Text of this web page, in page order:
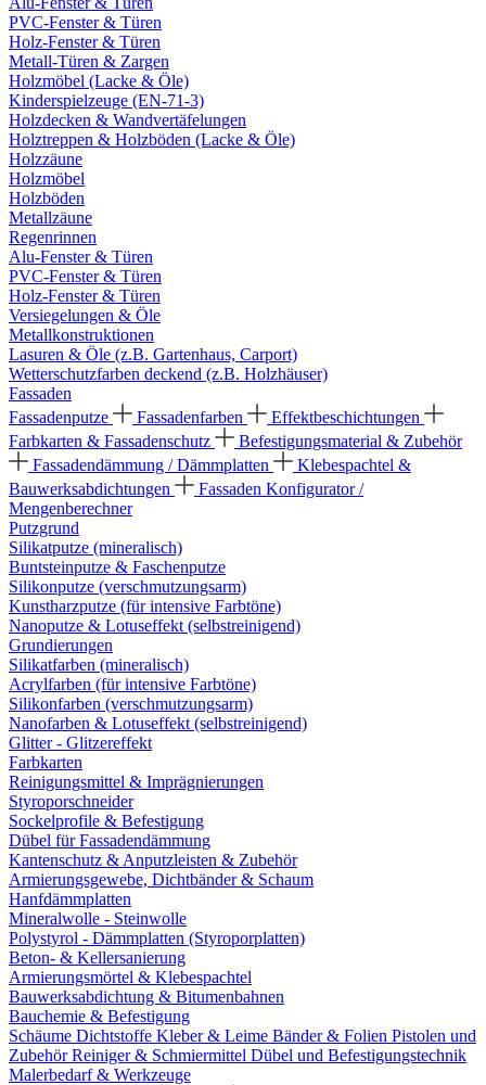
PVC-Fenster & Türen
Holz-Fenster & Türen
Metall-Türen & Zargen
Holzmöbel (Lacke & Öle)
Kinderspielzeuge (EN-71-3)
Holzdecken & Wandvertäfelungen
Holztreppen & Holzböden (Lacke & Öle)
Holzzäune
Holzmöbel
Holzböden
Metallzäune
Regenrinnen
Alu-Fenster & Türen
PVC-Fenster & Türen
Holz-Fenster & Türen
Versiegelungen & Öle
Metallkonstruktionen
Lasuren & Öle (z.B. Gartenhaus, Carport)
Wetterschutzfarben deckend (z.B. Holzhäuser)
Fassaden
Fassadenputze
Fassadenfarben
Effektbeschichtungen
Farbkarten & Fassadenschutz
Befestigungsmaterial & Zubehör
Fassadendämmung / Dämmplatten
Klebespachtel &
Bauwerksabdichtungen
Fassaden Konfigurator /
Mengenberechner
Putzgrund
Silikatputze (mineralisch)
Buntsteinputze & Faschenputze
Silikonputze (verschmutzungsarm)
Kunstharzputze (für intensive Farbtöne)
Nanoputze & Lotuseffekt (selbstreinigend)
Grundierungen
Silikatfarben (mineralisch)
Acrylfarben (für intensive Farbtöne)
Silikonfarben (verschmutzungsarm)
Nanofarben & Lotuseffekt (selbstreinigend)
Glitter - Glitzereffekt
Farbkarten
Reinigungsmittel & Imprägnierungen
Styroporschneider
Sockelprofile & Befestigung
Dübel für Fassadendämmung
Kantenschutz & Anputzleisten & Zubehör
Armierungsgewebe, Dichtbänder & Schaum
Hanfdämmplatten
Mineralwolle - Steinwolle
Polystyrol - Dämmplatten (Styroporplatten)
Beton- & Kellersanierung
Armierungsmörtel & Klebespachtel
Bauwerksabdichtung & Bitumenbahnen
Bauchemie & Befestigung
Schäume Dichtstoffe Kleber & Leime Bänder & Folien Pistolen und
ZubehörReiniger & Schmiermittel Dübel und Befestigungstechnik
Malerbedarf & Werkzeuge